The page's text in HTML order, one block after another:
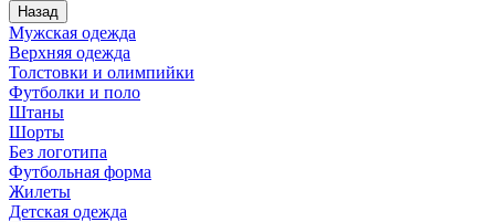
Назад
Мужская одежда
Верхняя одежда
Толстовки и олимпийки
Футболки и поло
Штаны
Шорты
Без логотипа
Футбольная форма
Жилеты
Детская одежда